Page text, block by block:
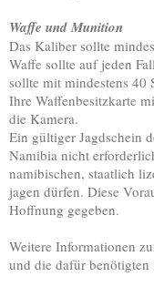
Waffe und Munition
Das Kaliber sollte
Waffe sollte auf jeden
sollte mit mindestens 40
Ihre Waffenbesitzkarte
die Kamera.
Ein gültiger Jagdschein
Namibia nicht
namibischen, staatlich
jagen dürfen. Diese
Hoffnung gegeben.
Weitere Informationen
und die dafür